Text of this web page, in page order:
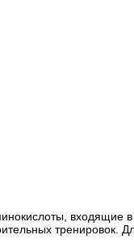
входящие
тренировок.